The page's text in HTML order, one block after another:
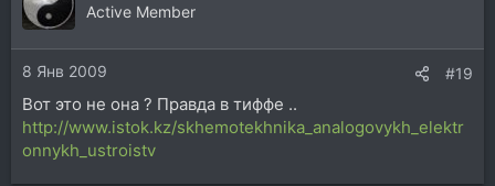
Active Member
8 Янв 2009 #19
Вот это не она ? Правда в тиффе ..
http://www.istok.kz/skhemotekhnika_analogovykh_elektr
onnykh_ustroistv